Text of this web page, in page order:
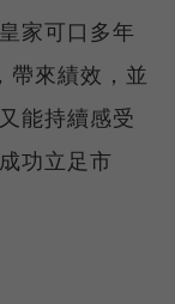
家可口多年
帶來績效，並
能持續感受
功立足市